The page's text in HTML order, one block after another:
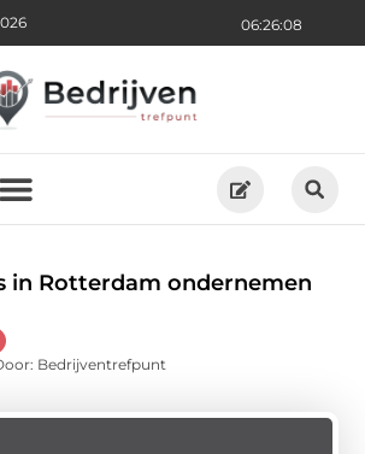
06:26:10
in Rotterdam ondernemen
Bedrijventrefpunt